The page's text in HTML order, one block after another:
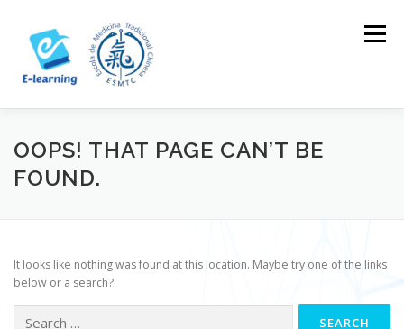
content
Menu
OOPS! THAT PAGE CAN’T BE
FOUND.
It looks like nothing was found at this location. Maybe try one of the links
below or a search?